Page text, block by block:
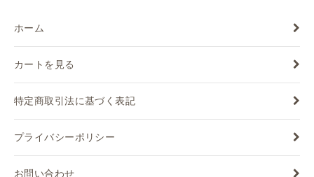
ホーム
カートを見る
特定商取引法に基づく表記
プライバシーポリシー
お問い合わせ